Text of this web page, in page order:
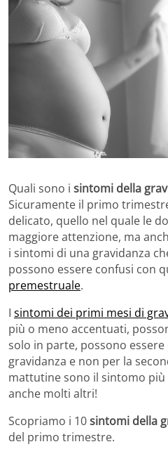
Quali sono i sintomi della
Sicuramente il primo
delicato, quello nel quale le
maggiore attenzione, ma
i sintomi di una gravidanza
possono essere confusi con
premestruale.
I sintomi dei primi mesi di
più o meno accentuati,
solo in parte, possono
gravidanza e non per la
mattutine sono il sintomo più
anche molti altri!
Scopriamo i 10sintomi della
del primo trimestre.